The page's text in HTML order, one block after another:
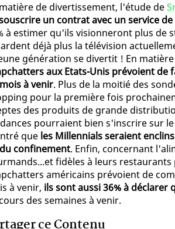
de divertissement, l'étude de
un contrat avec un service
à estimer qu'ils visionneront plus de
déjà plus la télévision
génération se divertit ! En
aux Etats-Unis prévoient de
à venir. Plus de la moitié des
pour la première fois
des produits de grande
pourraient bien s'inscrire sur
que les Millennials seraient
confinement. Enfin, concernant
fidèles à leurs restaurants
américains prévoient de
à venir, ils sont aussi 36% à
des semaines à venir.
ce Contenu